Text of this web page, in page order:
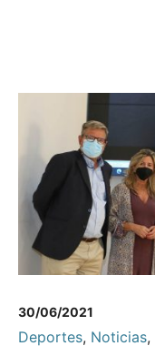
30/06/2021
Deportes, Noticias,